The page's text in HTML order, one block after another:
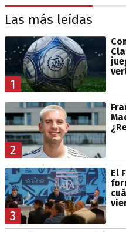
Las más leídas
1
2
3
El